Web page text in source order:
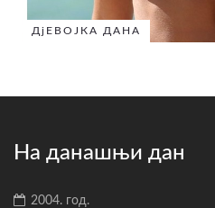
ДјЕВОЈКА ДАНА
На данашњи дан
2004. год.